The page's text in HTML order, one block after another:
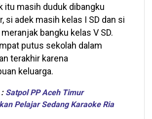
itu masih duduk dibangku
si adek masih kelas I SD dan si
bangku kelas V SD.
putus sekolah dalam
terakhir karena
keluarga.
: Satpol PP Aceh Timur
Pelajar Sedang Karaoke Ria